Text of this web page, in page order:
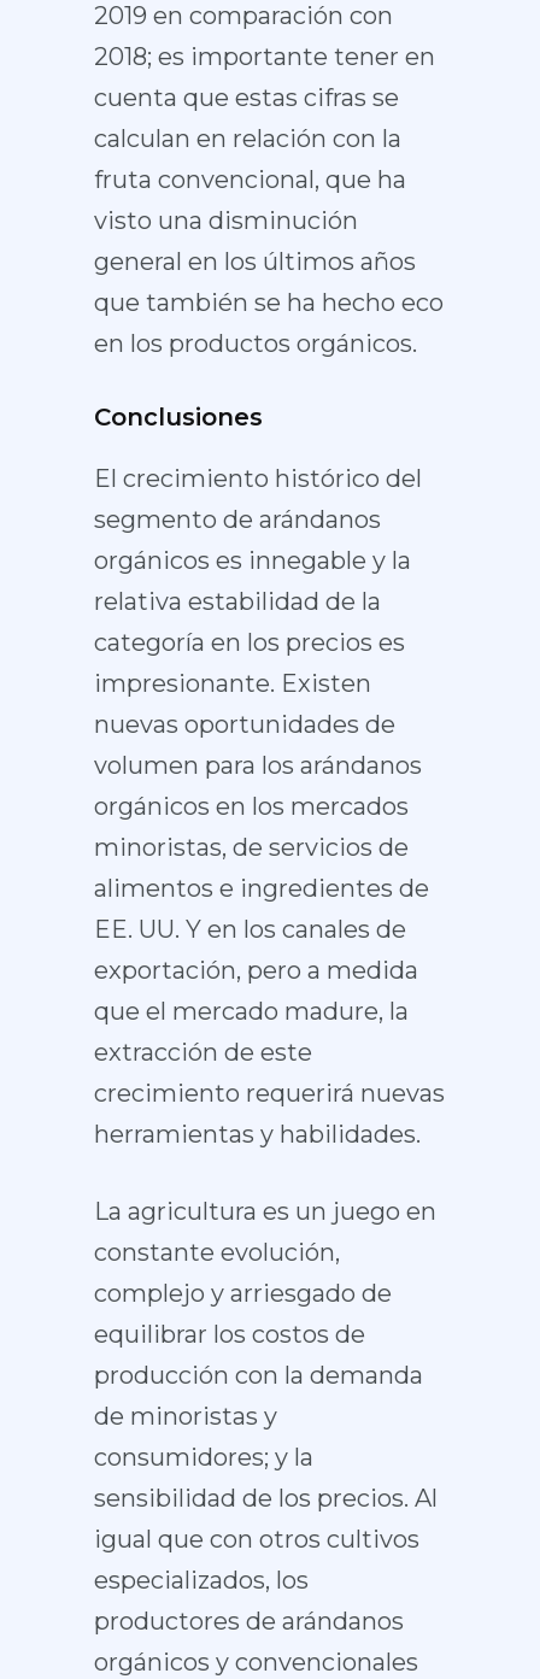
2019 en comparación con
2018; es importante tener en
cuenta que estas cifras se
calculan en relación con la
fruta convencional, que ha
visto una disminución
general en los últimos años
que también se ha hecho eco
en los productos orgánicos.
Conclusiones
El crecimiento histórico del
segmento de arándanos
orgánicos es innegable y la
relativa estabilidad de la
categoría en los precios es
impresionante. Existen
nuevas oportunidades de
volumen para los arándanos
orgánicos en los mercados
minoristas, de servicios de
alimentos e ingredientes de
EE. UU. Y en los canales de
exportación, pero a medida
que el mercado madure, la
extracción de este
crecimiento requerirá nuevas
herramientas y habilidades.
La agricultura es un juego en
constante evolución,
complejo y arriesgado de
equilibrar los costos de
producción con la demanda
de minoristas y
consumidores; y la
sensibilidad de los precios. Al
igual que con otros cultivos
especializados, los
productores de arándanos
orgánicos y convencionales